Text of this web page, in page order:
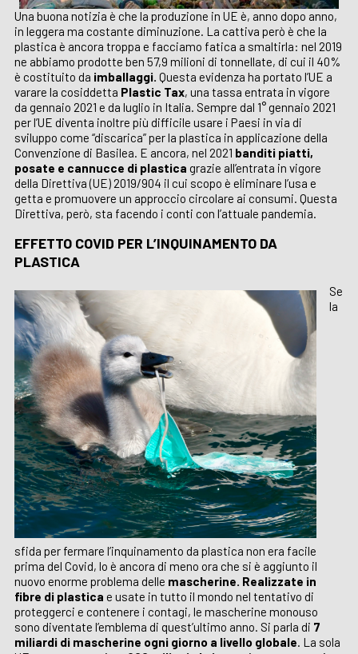
Una buona notizia è che la produzione in UE è, anno dopo anno,
in leggera ma costante diminuzione. La cattiva però è che la
plastica è ancora troppa e facciamo fatica a smaltirla: nel 2019
ne abbiamo prodotte ben 57,9 milioni di tonnellate, di cui il 40%
è costituito da imballaggi. Questa evidenza ha portato l’UE a
varare la cosiddetta Plastic Tax, una tassa entrata in vigore
da gennaio 2021 e da luglio in Italia. Sempre dal 1° gennaio 2021
per l’UE diventa inoltre più difficile usare i Paesi in via di
sviluppo come “discarica” per la plastica in applicazione della
Convenzione di Basilea. E ancora, nel 2021 banditi piatti,
posate e cannucce di plastica grazie all’entrata in vigore
della Direttiva (UE) 2019/904 il cui scopo è eliminare l’usa e
getta e promuovere un approccio circolare ai consumi. Questa
Direttiva, però, sta facendo i conti con l’attuale pandemia.
EFFETTO COVID PER L’INQUINAMENTO DA
PLASTICA
Se
la
sfida per fermare l’inquinamento da plastica non era facile
prima del Covid, lo è ancora di meno ora che si è aggiunto il
nuovo enorme problema delle mascherine. Realizzate in
fibre di plastica e usate in tutto il mondo nel tentativo di
proteggerci e contenere i contagi, le mascherine monouso
sono diventate l’emblema di quest’ultimo anno. Si parla di 7
miliardi di mascherine ogni giorno a livello globale. La sola